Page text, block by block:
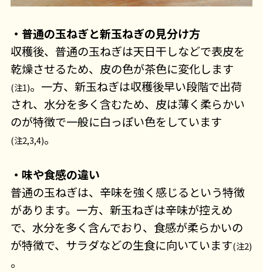
・普通の玉ねぎと新玉ねぎの見分け方
収穫後、普通の玉ねぎは天日干しなどで表皮を
乾燥させるため、皮の色が茶色に変化します
(注1)。一方、新玉ねぎは収穫後早い段階で出荷
され、水分を多く含むため、皮は薄く柔らかい
のが特徴で一般に白っぽい色をしています
(注2,3,4)。
・味や食感の違い
普通の玉ねぎは、辛味を強く感じるという特徴
があります。一方、新玉ねぎは辛味が控えめ
で、水分を多く含んでおり、食感が柔らかいの
が特徴で、サラダなどの生食に向いています(注2)
。